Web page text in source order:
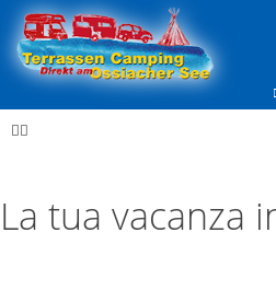
La tua vacanza